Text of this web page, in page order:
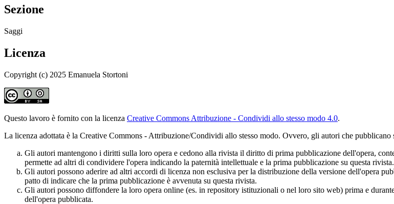
Sezione
Saggi
Licenza
Copyright (c) 2025 Emanuela Stortoni
Questo lavoro è fornito con la licenza Creative Commons Attribuzione - Condividi allo stesso modo 4.0.
La licenza adottata è la Creative Commons - Attribuzione/Condividi allo stesso modo. Ovvero, gli autori che pubblicano
Gli autori mantengono i diritti sulla loro opera e cedono alla rivista il diritto di prima pubblicazione dell'opera,
permette ad altri di condividere l'opera indicando la paternità intellettuale e la prima pubblicazione su questa rivista.
Gli autori possono aderire ad altri accordi di licenza non esclusiva per la distribuzione della versione dell'opera
patto di indicare che la prima pubblicazione è avvenuta su questa rivista.
Gli autori possono diffondere la loro opera online (es. in repository istituzionali o nel loro sito web) prima e
dell'opera pubblicata.